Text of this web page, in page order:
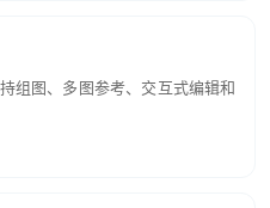
组图、多图参考、交互式编辑和